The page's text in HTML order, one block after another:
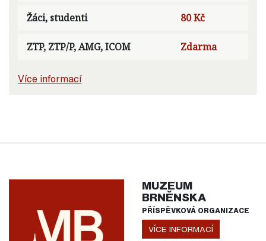
Žáci, studenti 80 Kč
ZTP, ZTP/P, AMG, ICOM Zdarma
Více informací
MUZEUM
BRNĚNSKA
PŘÍSPĚVKOVÁ ORGANIZACE
VÍCE INFORMACÍ